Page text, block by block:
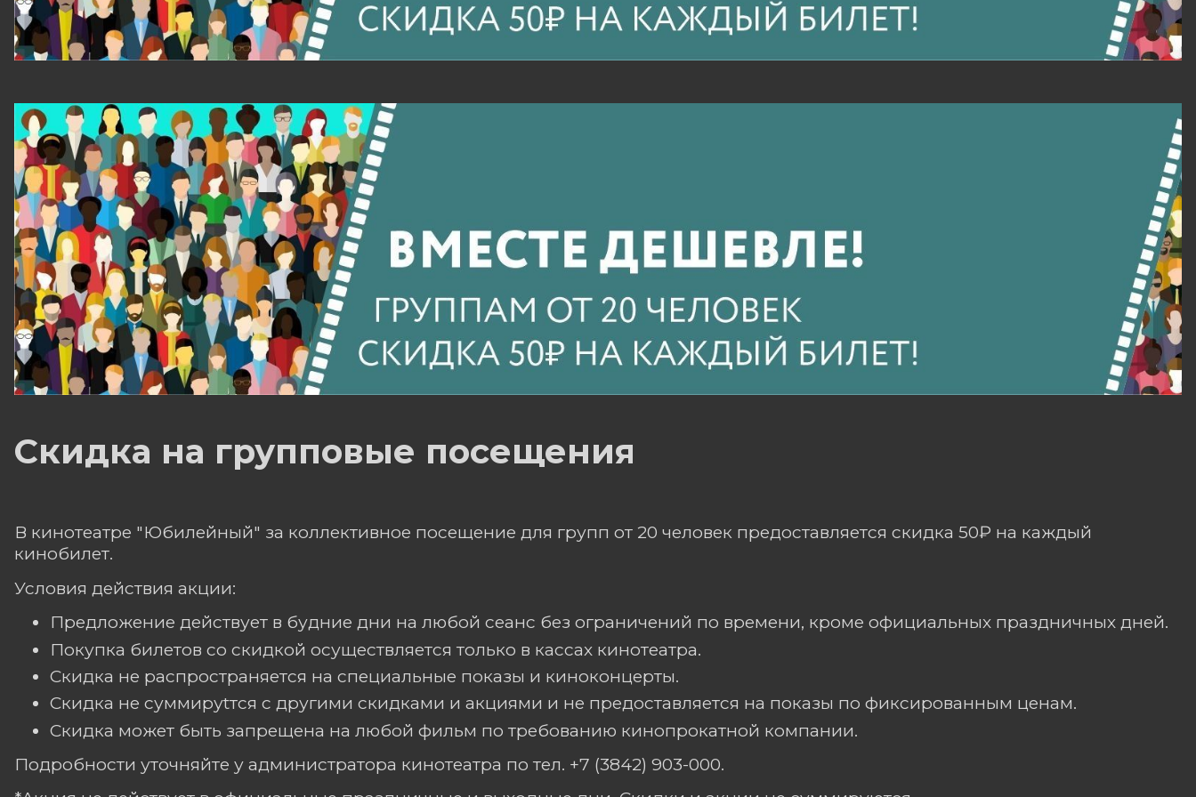
Скидка на групповые посещения
В кинотеатре "Юбилейный" за коллективное посещение для групп от 20 человек предоставляется скидка 50₽ на каждый
кинобилет.
Условия действия акции:
Предложение действует в будние дни на любой сеанс без ограничений по времени, кроме официальных праздничных дней.
Покупка билетов со скидкой осуществляется только в кассах кинотеатра.
Скидка не распространяется на специальные показы и киноконцерты.
Скидка не суммируtтся с другими скидками и акциями и не предоставляется на показы по фиксированным ценам.
Скидка может быть запрещена на любой фильм по требованию кинопрокатной компании.
Подробности уточняйте у администратора кинотеатра по тел. +7 (3842) 903-000.